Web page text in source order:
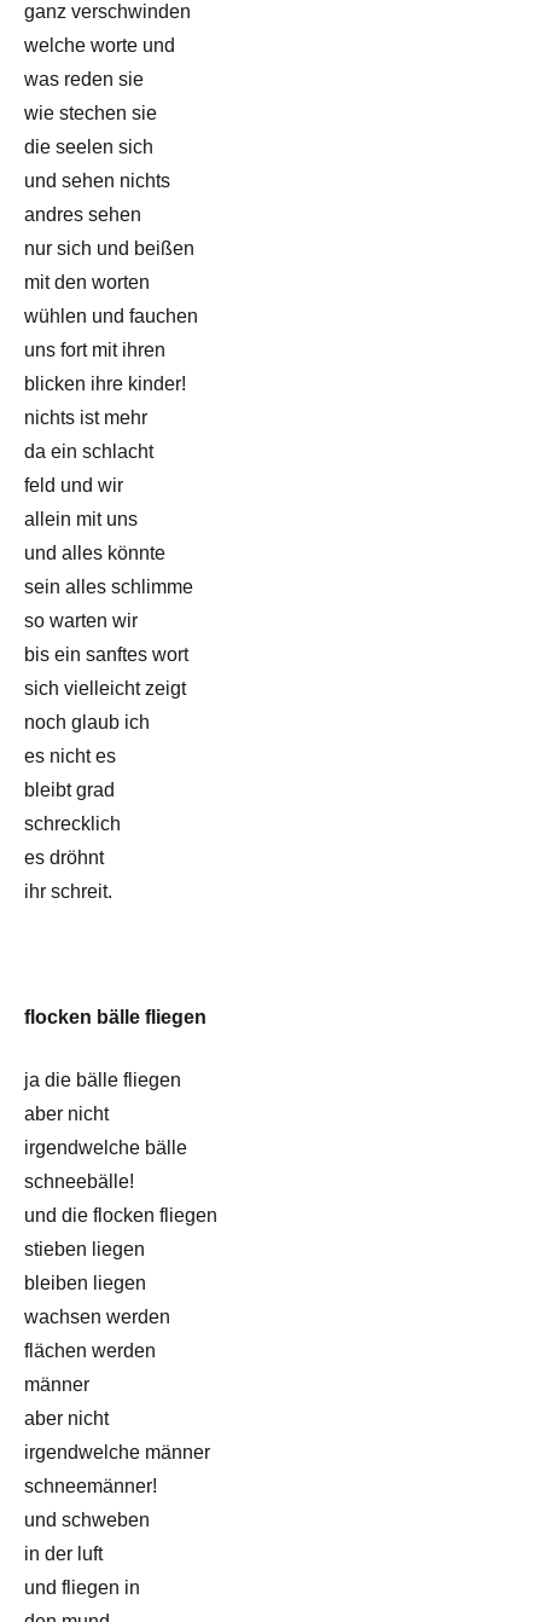
ganz verschwinden
welche worte und
was reden sie
wie stechen sie
die seelen sich
und sehen nichts
andres sehen
nur sich und beißen
mit den worten
wühlen und fauchen
uns fort mit ihren
blicken ihre kinder!
nichts ist mehr
da ein schlacht
feld und wir
allein mit uns
und alles könnte
sein alles schlimme
so warten wir
bis ein sanftes wort
sich vielleicht zeigt
noch glaub ich
es nicht es
bleibt grad
schrecklich
es dröhnt
ihr schreit.
flocken bälle fliegen
ja die bälle fliegen
aber nicht
irgendwelche bälle
schneebälle!
und die flocken fliegen
stieben liegen
bleiben liegen
wachsen werden
flächen werden
männer
aber nicht
irgendwelche männer
schneemänner!
und schweben
in der luft
und fliegen in